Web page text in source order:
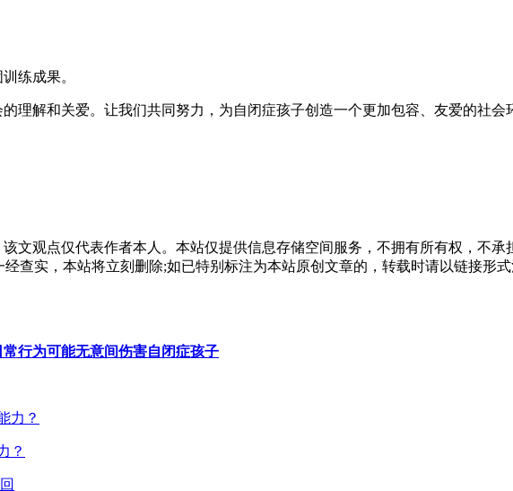
练成果。
理解和关爱。让我们共同努力，为自闭症孩子创造一个更加包容、友爱的社会
文观点仅代表作者本人。本站仅提供信息存储空间服务，不拥有所有权，不
经查实，本站将立刻删除;如已特别标注为本站原创文章的，转载时请以链接形
常行为可能无意间伤害自闭症孩子
？